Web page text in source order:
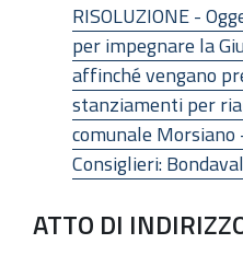
RISOLUZIONE -
per impegnare la
affinché vengano
stanziamenti per
comunale
Consiglieri:
ATTO DI